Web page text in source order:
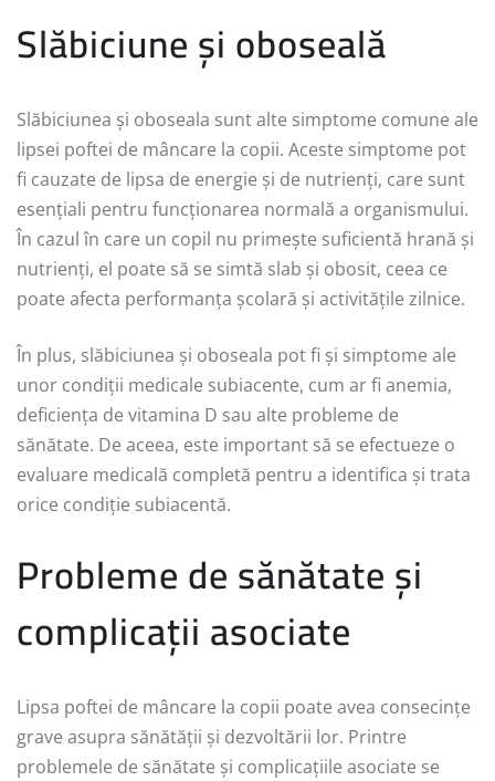
Slăbiciune și oboseală
Slăbiciunea și oboseala sunt alte simptome comune ale
lipsei poftei de mâncare la copii. Aceste simptome pot
fi cauzate de lipsa de energie și de nutrienți, care sunt
esențiali pentru funcționarea normală a organismului.
În cazul în care un copil nu primește suficientă hrană și
nutrienți, el poate să se simtă slab și obosit, ceea ce
poate afecta performanța școlară și activitățile zilnice.
În plus, slăbiciunea și oboseala pot fi și simptome ale
unor condiții medicale subiacente, cum ar fi anemia,
deficiența de vitamina D sau alte probleme de
sănătate. De aceea, este important să se efectueze o
evaluare medicală completă pentru a identifica și trata
orice condiție subiacentă.
Probleme de sănătate și
complicații asociate
Lipsa poftei de mâncare la copii poate avea consecințe
grave asupra sănătății și dezvoltării lor. Printre
problemele de sănătate și complicațiile asociate se